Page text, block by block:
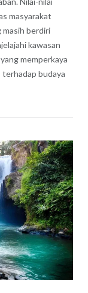
masyarakat
berdiri
kawasan
memperkaya
budaya